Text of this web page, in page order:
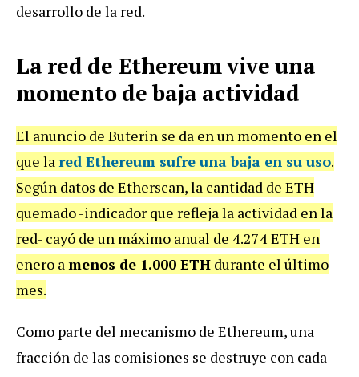
desarrollo de la red.
La red de Ethereum vive una
momento de baja actividad
El anuncio de Buterin se da en un momento en el
que lared Ethereum sufre una baja en su uso.
Según datos de Etherscan, la cantidad de ETH
quemado -indicador que refleja la actividad en la
red- cayó de un máximo anual de 4.274 ETH en
enero amenos de 1.000 ETH durante el último
mes.
Como parte del mecanismo de Ethereum, una
fracción de las comisiones se destruye con cada